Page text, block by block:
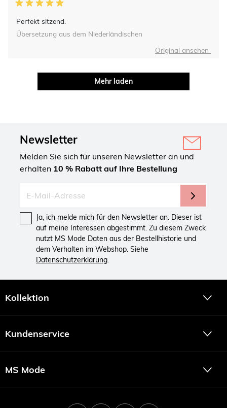
Perfekt sitzend.
Übersetzung aus dem Niederländischen
Original ansehen
Mehr laden
Newsletter
Melden Sie sich für unseren Newsletter an und
erhalten 10 % Rabatt auf Ihre Bestellung
Ja, ich melde mich für den Newsletter an. Dieser ist
auf meine Interessen abgestimmt. Zu diesem Zweck
nutzt MS Mode Daten aus der Bestellhistorie und
dem Verhalten im Webshop. Siehe
Datenschutzerklärung.
Kollektion
Kundenservice
MS Mode